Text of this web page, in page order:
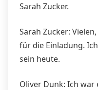
Sarah Zucker.
Sarah Zucker:
für die Einladung.
sein heute.
Oliver Dunk: Ich